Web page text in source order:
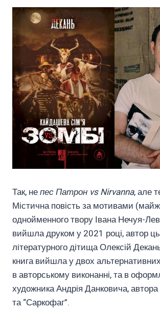
Так, непес Патрон vs Nirvanna, але
Містична повість за мотивами
однойменного твору Івана Нечуя-
вийшла друком у 2021 році, автор
літературного дітища Олексій
книга вийшла у двох
в авторському виконанні, та в
художника Андрія Данковича,
та “Саркофаг”.